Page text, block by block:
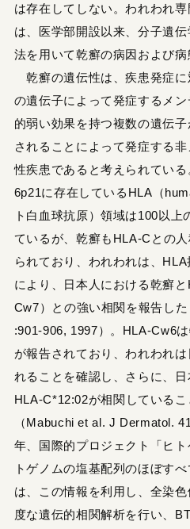
は存在してしない。われわれ
は、医学部開設以来、分子遺
法を用いて乾癬の病因および病
乾癬の遺伝性は、疾患発症に
の遺伝子によって発症するメ
的弱い効果を持つ複数の遺伝
されることによって発症する
性疾患であると考えられてい
6p21に存在しているHLA（
ト白血球抗原）領域は100以
ているが、乾癬もHLA-Cとの
られており、われわれは、
により、日本人における乾癬
Cw7）との強い相関を報告し
:901-906, 1997）。HLA-Cw6
が報告されており、われわれ
れることを確認し、さらに、
HLA-C*12:02が相関している
（Mabuchi et al. J Dermatol.
年、国際的プロジェクト「ヒ
トゲノムの塩基配列のほぼす
は、この情報を利用し、全染
度な遺伝的相関解析を行い、